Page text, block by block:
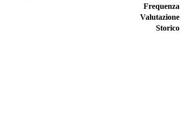
Frequenza
Valutazione
Storico